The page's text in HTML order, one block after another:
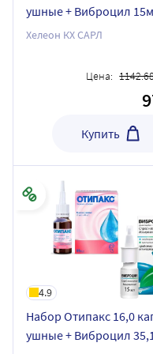
ушные + Виброцил
капли
Хелеон КХ САРЛ
Цена:
Купить
4.9
Набор Отипакс 16,0
ушные + Виброцил